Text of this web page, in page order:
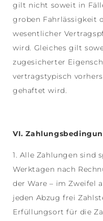
gilt nicht soweit in
groben Fahrlässigkeit
wesentlicher
wird. Gleiches gilt
zugesicherter
vertragstypisch
gehaftet wird.
VI.
1. Alle Zahlungen sind
Werktagen nach
der Ware – im Zweifel
jeden Abzug frei
Erfüllungsort für die